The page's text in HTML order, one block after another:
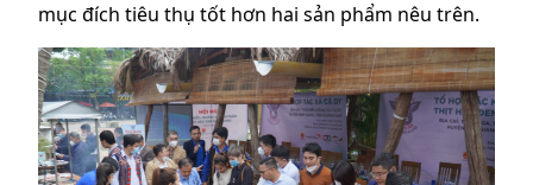
mục đích tiêu thụ tốt hơn hai sản phẩm nêu trên.